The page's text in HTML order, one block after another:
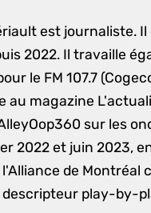
est journaliste.
2022. Il travaille
le FM 107.7
au magazine
sur les
2022 et juin 2023,
de Montréal
descripteur play-by-